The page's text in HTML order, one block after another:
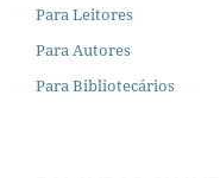
Para Leitores
Para Autores
Para Bibliotecários